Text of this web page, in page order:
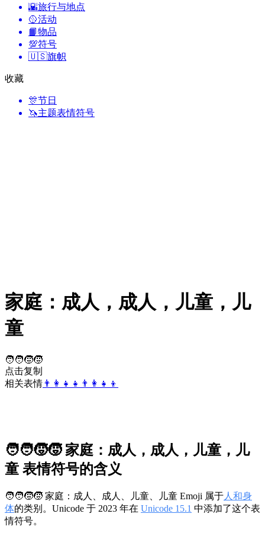
🌇旅行与地点
🥎活动
📙物品
💯符号
🇺🇸旗帜
收藏
🎊节日
🦄主题表情符号
家庭：成人，成人，儿童，儿
童
🧑‍🧑‍🧒‍🧒
点击复制
相关表情 👨‍👩‍👧‍👧 👨‍👩‍👧‍👦
🧑‍🧑‍🧒‍🧒 家庭：成人，成人，儿童，儿
童 表情符号的含义
🧑‍🧑‍🧒‍🧒 家庭：成人、成人、儿童、儿童 Emoji 属于 人和身
体的类别。Unicode 于 2023 年在 Unicode 15.1 中添加了这个表
情符号。